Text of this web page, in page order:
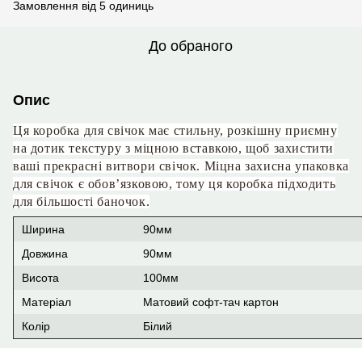
Замовлення від 5 одиниць
До обраного
Опис
Ця коробка для свічок має стильну, розкішну приємну
на дотик текстуру з міцною вставкою, щоб захистити
ваші прекрасні витвори свічок. Міцна захисна упаковка
для свічок є обов’язковою, тому ця коробка підходить
для більшості баночок.
Ширина
90мм
Довжина
90мм
Висота
100мм
Матеріал
Матовий софт-тач картон
Колір
Білий